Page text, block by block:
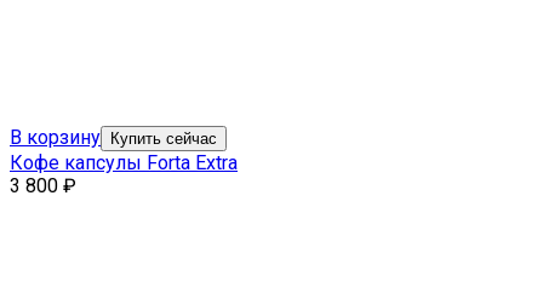
В корзину Купить сейчас
Кофе капсулы Forta Extra
3 800 ₽